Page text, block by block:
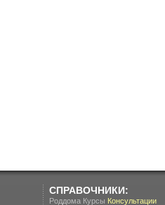
СПРАВОЧНИКИ:
Роддома Курсы Консультации